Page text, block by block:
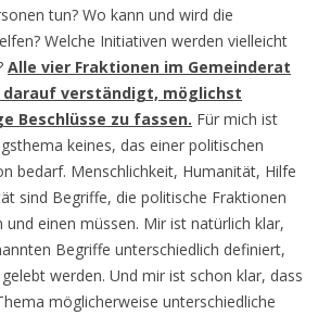
tun? Wo kann und wird die
Welche Initiativen werden vielleicht
Alle vier Fraktionen im Gemeinderat
darauf verständigt, möglichst
Beschlüsse zu fassen. Für mich ist
keines, das einer politischen
bedarf. Menschlichkeit, Humanität, Hilfe
sind Begriffe, die politische Fraktionen
und einen müssen. Mir ist natürlich klar,
Begriffe unterschiedlich definiert,
werden. Und mir ist schon klar, dass
möglicherweise unterschiedliche